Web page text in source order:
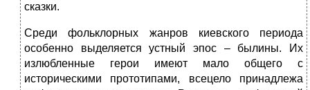
сказки.
Среди фольклорных жанров киевского периода
особенно выделяется устный эпос – былины. Их
излюбленные герои имеют мало общего с
историческими прототипами, всецело принадлежа